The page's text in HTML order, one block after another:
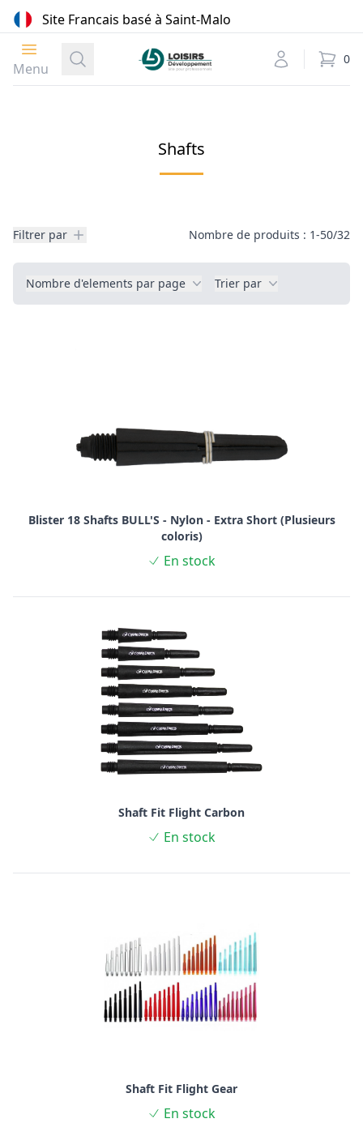
Site Francais basé à Saint-Malo
Ouvrir le menu
Menu
RechercheLoisirs DéveloppementMon compte
0
Shafts
Filtres
Filtrer par Nombre de produits : 1-50/32
Nombre d'elements par page Trier par
Blister 18 Shafts BULL'S - Nylon - Extra Short (Plusieurs
coloris)
En stock
Shaft Fit Flight Carbon
En stock
Shaft Fit Flight Gear
En stock